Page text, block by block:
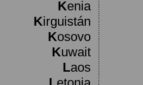
Kenia
Kirguistán
Kosovo
Kuwait
Laos